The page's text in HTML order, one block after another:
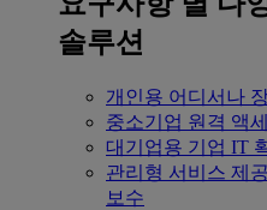
솔루션
개인용 어디서나
중소기업 원격 액
대기업용 기업 IT
관리형 서비스 제
보수